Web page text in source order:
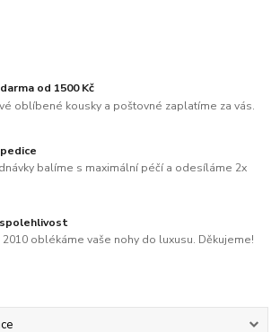
od 1500 Kč
oblíbené kousky a poštovné zaplatíme za vás.
balíme s maximální péčí a odesíláme 2x
2010 oblékáme vaše nohy do luxusu. Děkujeme!